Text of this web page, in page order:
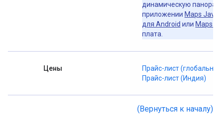
динамическую
приложении Maps
для Android или Maps
плата.
Цены
Прайс-лист
Прайс-лист (Индия)
(Вернуться к началу)